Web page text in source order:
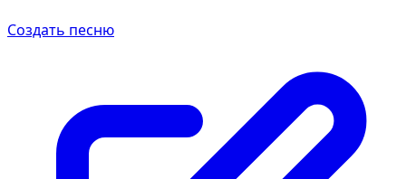
Создать песню